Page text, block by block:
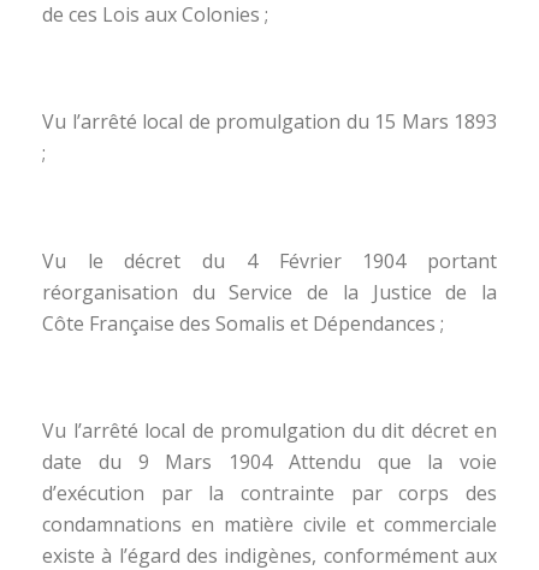
de ces Lois aux Colonies ;
Vu l’arrêté local de promulgation du 15 Mars 1893
;
Vu le décret du 4 Février 1904 portant
réorganisation du Service de la Justice de la
Côte Française des Somalis et Dépendances ;
Vu l’arrêté local de promulgation du dit décret en
date du 9 Mars 1904 Attendu que la voie
d’exécution par la contrainte par corps des
condamnations en matière civile et commerciale
existe à l’égard des indigènes, conformément aux